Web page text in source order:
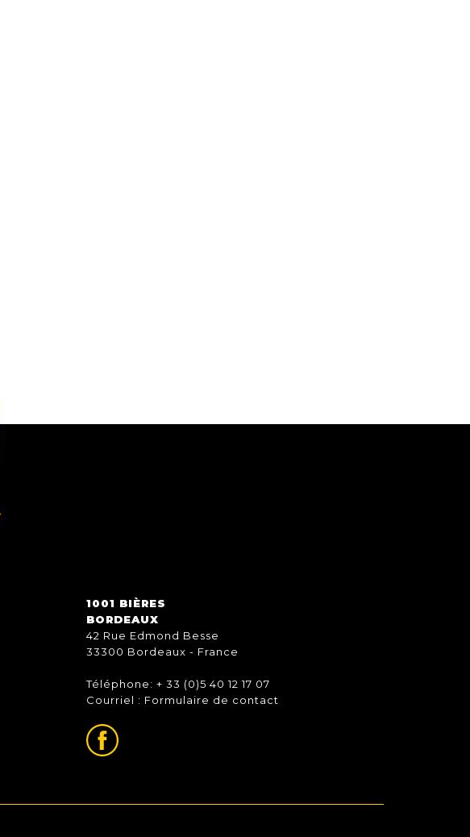
1001 BIÈRES
BORDEAUX
42 Rue Edmond Besse
33300 Bordeaux - France
Téléphone: + 33 (0)5 40 12 17 07
Courriel : Formulaire de contact